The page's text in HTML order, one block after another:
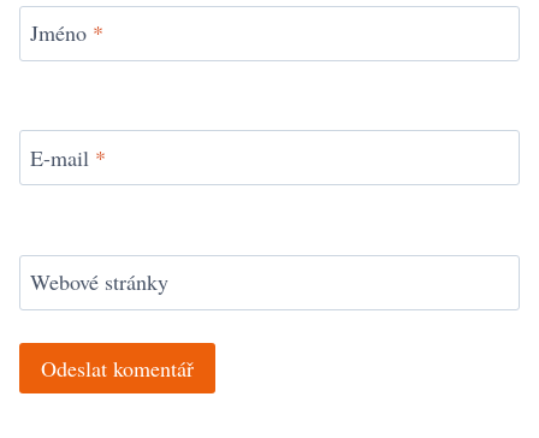
Jméno *
E-mail *
Webové stránky